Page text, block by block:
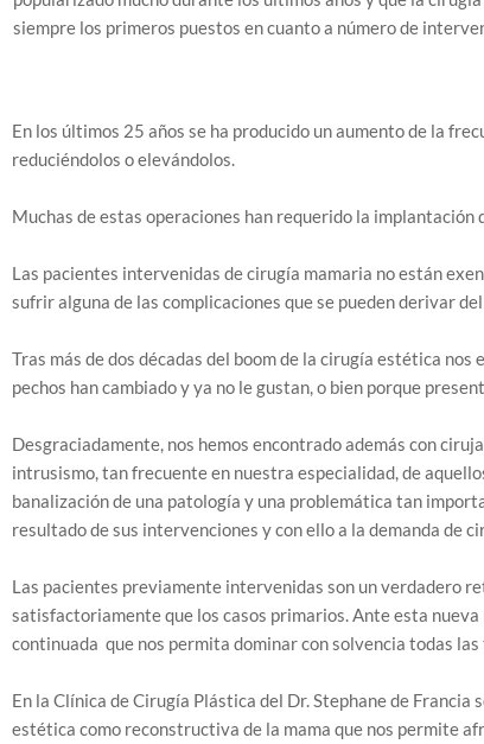
siempre los primeros puestos en cuanto a número de
En los últimos 25 años se ha producido un aumento de la
reduciéndolos o elevándolos.
Muchas de estas operaciones han requerido la
Las pacientes intervenidas de cirugía mamaria no están
sufrir alguna de las complicaciones que se pueden derivar
Tras más de dos décadas del boom de la cirugía estética
pechos han cambiado y ya no le gustan, o bien porque
Desgraciadamente, nos hemos encontrado además con
intrusismo, tan frecuente en nuestra especialidad, de
banalización de una patología y una problemática tan
resultado de sus intervenciones y con ello a la demanda de
Las pacientes previamente intervenidas son un verdadero
satisfactoriamente que los casos primarios. Ante esta
continuada que nos permita dominar con solvencia todas
En la Clínica de Cirugía Plástica del Dr. Stephane de
estética como reconstructiva de la mama que nos permite